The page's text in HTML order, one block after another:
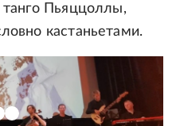
Пьяццоллы,
кастаньетами.